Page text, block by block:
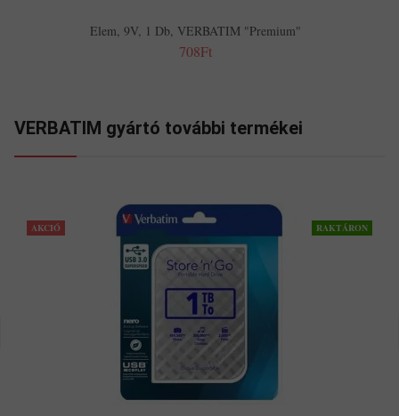
Elem, 9V, 1 Db, VERBATIM "Premium"
708Ft
VERBATIM gyártó további termékei
AKCIÓ RAKTÁRON